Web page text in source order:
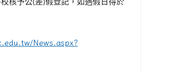
核予公(差)假登記，如遇假日得於
News.aspx?